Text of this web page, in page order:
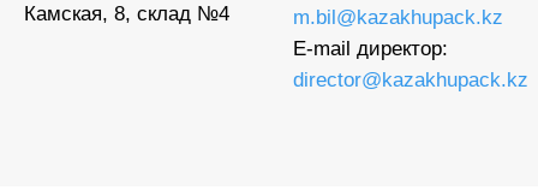
Камская, 8, склад №4
m.bil@kazakhupack.kz
E-mail директор:
director@kazakhupack.kz